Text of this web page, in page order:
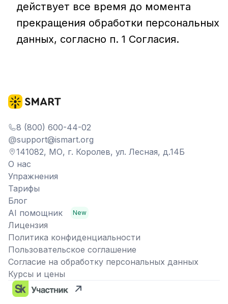
действует все время до момента
прекращения обработки персональных
данных, согласно п. 1 Согласия.
8 (800) 600-44-02
@support@ismart.org
141082, МО, г. Королев, ул. Лесная, д.14Б
О нас
Упражнения
Тарифы
Блог
AI помощник
New
Лицензия
Политика конфиденциальности
Пользовательское соглашение
Согласие на обработку персональных данных
Курсы и цены